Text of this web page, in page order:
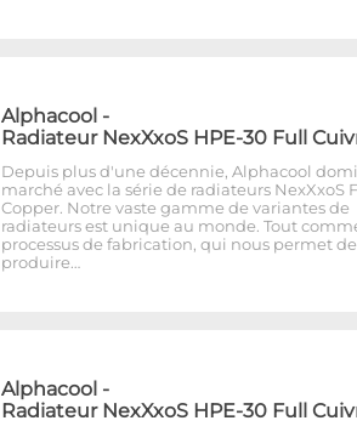
Alphacool -
Radiateur NexXxoS HPE-30 Full
Depuis plus d'une décennie, Alphacool
marché avec la série de radiateurs NexXxoS
Copper. Notre vaste gamme de variantes de
radiateurs est unique au monde. Tout
processus de fabrication, qui nous permet de
produire…
Alphacool -
Radiateur NexXxoS HPE-30 Full